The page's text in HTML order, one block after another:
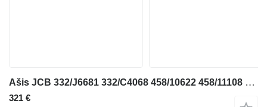
Ašis JCB 332/J6681 332/C4068 458/10622 458/11108 453/30762 453/26601 453/30761 453/30302 ekskavatoriaus JCB JS130W
321 €